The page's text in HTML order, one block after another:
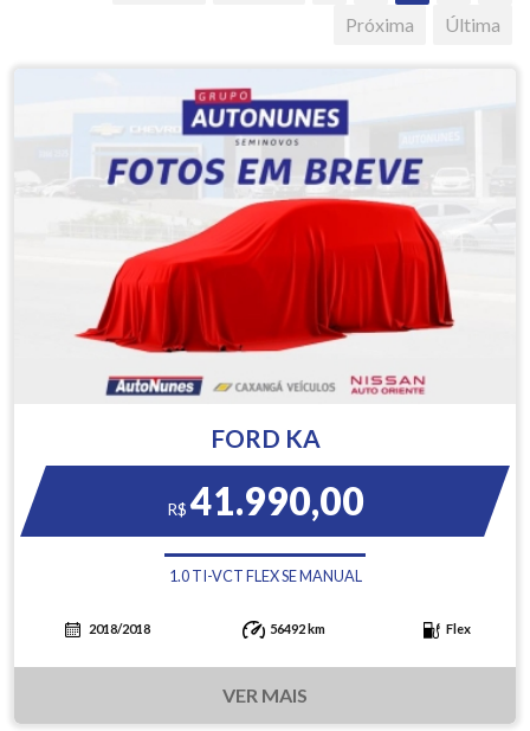
Próxima
Última
FORD KA
R$ 41.990,00
1.0 TI-VCT FLEX SE MANUAL
2018/2018 56492 km Flex
VER MAIS